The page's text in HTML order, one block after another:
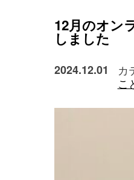
12月のオン
しました
2024.12.01 カ
こ